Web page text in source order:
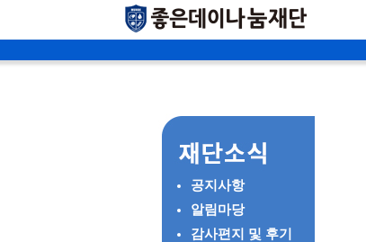
공지사항
알림마당
감사편지 및 후기